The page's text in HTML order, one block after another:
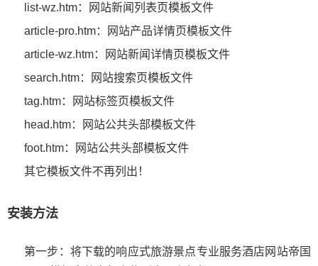
list-wz.htm：网站新闻列表页模板文件
article-pro.htm：网站产品详情页模板文件
article-wz.htm：网站新闻详情页模板文件
search.htm：网站搜索页模板文件
tag.htm：网站标签页模板文件
head.htm：网站公共头部模板文件
foot.htm：网站公共头部模板文件
其它模板文件不再列出！
安装方法
第一步：将下载的响应式旅游景点专业服务酒店网站帝国